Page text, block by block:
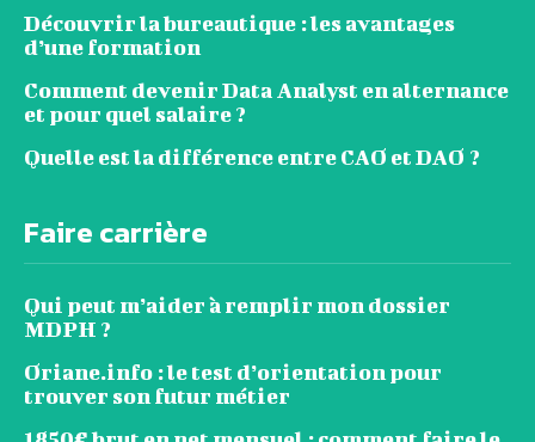
Découvrir la bureautique : les avantages
d’une formation
Comment devenir Data Analyst en alternance
et pour quel salaire ?
Quelle est la différence entre CAO et DAO ?
Faire carrière
Qui peut m’aider à remplir mon dossier
MDPH ?
Oriane.info : le test d’orientation pour
trouver son futur métier